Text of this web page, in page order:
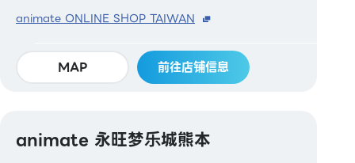
animate ONLINE SHOP TAIWAN
MAP 前往店铺信息
animate 永旺梦乐城熊本